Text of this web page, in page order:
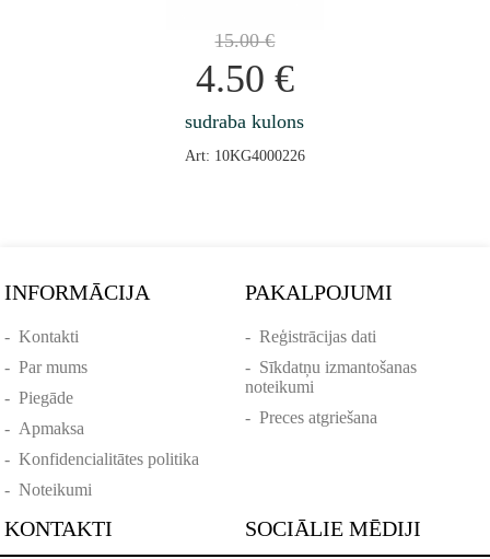
15.00€
4.50 €
sudraba kulons
Art: 10KG4000226
INFORMĀCIJA
-Kontakti
-Par mums
-Piegāde
- Apmaksa
-Konfidencialitātes politika
-Noteikumi
PAKALPOJUMI
- Reģistrācijas dati
- Sīkdatņu izmantošanas
noteikumi
- Preces atgriešana
KONTAKTI SOCIĀLIE MĒDIJI